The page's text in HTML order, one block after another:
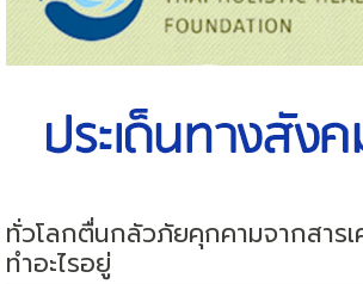
ทั่วโลกตื่นกลัวภัยคุกคามจากสารเ
ทำอะไรอยู่